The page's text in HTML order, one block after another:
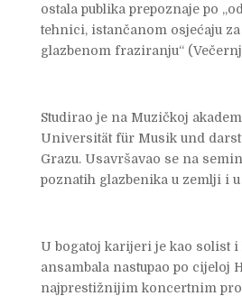
ostala publika prepoznaje po
tehnici, istančanom osjećaju
glazbenom fraziranju“
Studirao je na Muzičkoj
Universität für Musik und
Grazu. Usavršavao se na
poznatih glazbenika u zemlji i
U bogatoj karijeri je kao solist i
ansambala nastupao po cijeloj
najprestižnijim koncertnim